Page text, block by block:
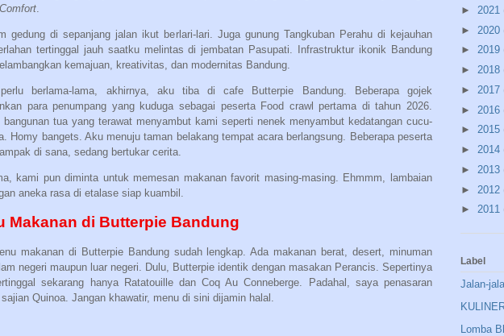
Comfort
gedung di sepanjang jalan ikut berlari-lari. Juga gunung Tangkuban Perahu di kejauhan
tertinggal jauh saatku melintas di jembatan Pasupati. Infrastruktur ikonik Bandung
kemajuan, kreativitas, dan modernitas Bandung.
berlama-lama, akhirnya, aku tiba di cafe Butterpie Bandung. Beberapa gojek
para penumpang yang kuduga sebagai peserta Food crawl pertama di tahun 2026.
bangunan tua yang terawat menyambut kami seperti nenek menyambut kedatangan cucu-
Homy bangets. Aku menuju taman belakang tempat acara berlangsung. Beberapa peserta
di sana, sedang bertukar cerita.
kami pun diminta untuk memesan makanan favorit masing-masing. Ehmmm, lambaian
aneka rasa di etalase siap kuambil.
Makanan di Butterpie Bandung
makanan di Butterpie Bandung sudah lengkap. Ada makanan berat, desert, minuman
negeri maupun luar negeri. Dulu, Butterpie identik dengan masakan Perancis. Sepertinya
sekarang hanya Ratatouille dan Coq Au Conneberge. Padahal, saya penasaran
Quinoa. Jangan khawatir, menu di sini dijamin halal.
► 2021
► 2020
► 2019
► 2018
► 2017
► 2016
► 2015
► 2014
► 2013
► 2012
► 2011
Label
Jalan-
Lomba